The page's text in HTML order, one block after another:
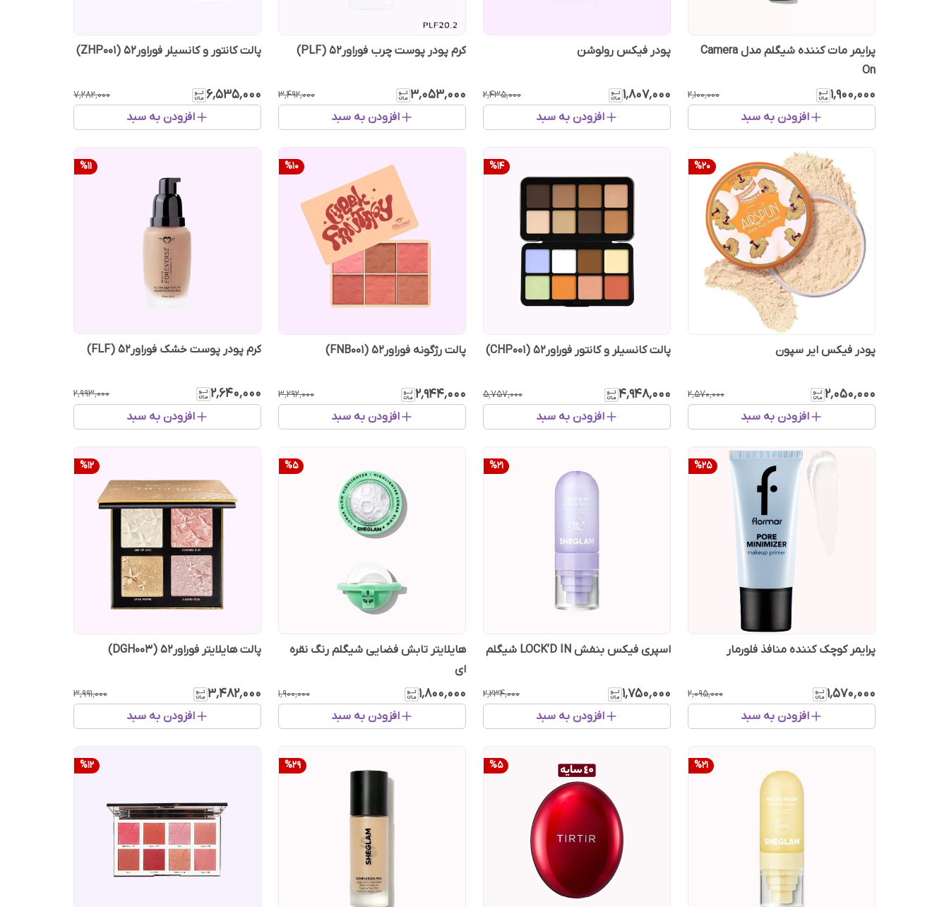
پرایمر مات کننده شیگلم مدل Camera
On
۱٬۹۰۰٬۰۰۰ ۲٬۱۰۰٬۰۰۰
افزودن به سبد
پودر فیکس رولوشن
۱٬۸۰۷٬۰۰۰ ۲٬۴۳۵٬۰۰۰
افزودن به سبد
کرم ‌پودر پوست چرب فوراور۵۲ (PLF)
۳٬۰۵۳٬۰۰۰ ۳٬۴۹۲٬۰۰۰
افزودن به سبد
پالت کانتور و کانسیلر فوراور52 (ZHP001)
۶٬۵۳۵٬۰۰۰ ۷٬۲۸۲٬۰۰۰
افزودن به سبد
%20
پودر فیکس ایر سپون
۲٬۰۵۰٬۰۰۰ ۲٬۵۷۰٬۰۰۰
افزودن به سبد
%14
پالت کانسیلر و کانتور فوراور۵۲ (CHP001)
۴٬۹۴۸٬۰۰۰ ۵٬۷۵۷٬۰۰۰
افزودن به سبد
%10
پالت رژگونه فوراور52 (FNB001)
۲٬۹۴۴٬۰۰۰ ۳٬۲۹۲٬۰۰۰
افزودن به سبد
%11
کرم ‌پودر پوست خشک فوراور۵۲ (FLF)
۲٬۶۴۰٬۰۰۰ ۲٬۹۹۳٬۰۰۰
افزودن به سبد
%25
پرایمر کوچک کننده منافذ فلورمار
۱٬۵۷۰٬۰۰۰ ۲٬۰۹۵٬۰۰۰
افزودن به سبد
%21
اسپری فیکس بنفش LOCK’D IN شیگلم
۱٬۷۵۰٬۰۰۰ ۲٬۲۳۴٬۰۰۰
افزودن به سبد
%5
هایلایتر تابش فضایی شیگلم رنگ نقره
ای
۱٬۸۰۰٬۰۰۰ ۱٬۹۰۰٬۰۰۰
افزودن به سبد
%12
پالت هایلایتر فوراور52 (DGH003)
۳٬۴۸۲٬۰۰۰ ۳٬۹۹۱٬۰۰۰
افزودن به سبد
%21
%5
%29
%12